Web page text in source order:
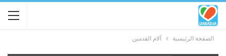
الصفحة الرئيسية آلام القدمين